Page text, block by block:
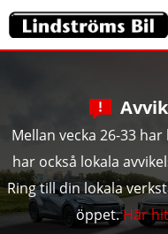
Mellan vecka 26-33
har också lokala
Ring till din lokala
öppet.Här